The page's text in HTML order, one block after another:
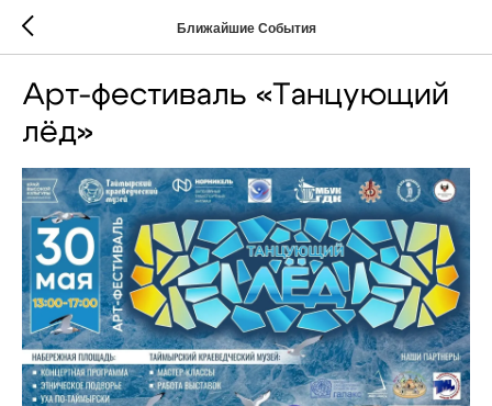
Ближайшие События
Арт-фестиваль «Танцующий
лёд»